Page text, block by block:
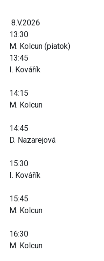
8.V.2026
13:30
M. Kolcun (piatok)
13:45
I. Kovářík
14:15
M. Kolcun
14:45
D. Nazarejová
15:30
I. Kovářík
15:45
M. Kolcun
16:30
M. Kolcun